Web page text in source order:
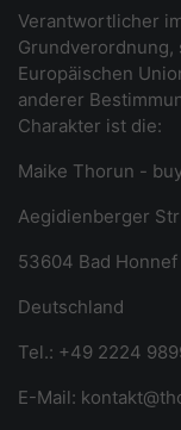
Verantwortlicher
Europäischen
anderer
Charakter ist die:
Maike Thorun -
Aegidienberger
53604 Bad Honnef
Deutschland
Tel.: +49 2224
E-Mail: